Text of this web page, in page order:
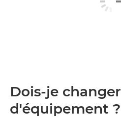
Dois-je changer
d'équipement ?